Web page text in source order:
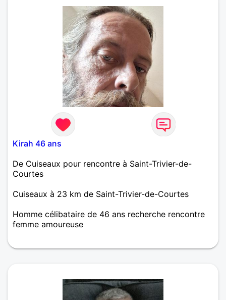
Kirah 46 ans
De Cuiseaux pour rencontre à Saint-Trivier-de-
Courtes
Cuiseaux à 23 km de Saint-Trivier-de-Courtes
Homme célibataire de 46 ans recherche rencontre
femme amoureuse
par muniquait avec du respect de la simplicité viens